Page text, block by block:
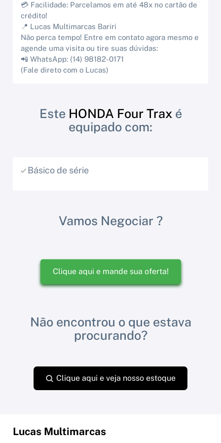
💳 Facilidade: Parcelamos em até 48x no cartão de
crédito!
📍 Lucas Multimarcas Bariri
Não perca tempo! Entre em contato agora mesmo e
agende uma visita ou tire suas dúvidas:
📲 WhatsApp: (14) 98182-0171
(Fale direto com o Lucas)
Este HONDA Four Traxé
equipado com:
Básico de série
Vamos Negociar ?
Clique aqui e mande sua oferta!
Não encontrou o que estava
procurando?
Clique aqui e veja nosso estoque
Lucas Multimarcas